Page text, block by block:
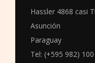
Hassler 4868 casi
Asunción
Paraguay
Tel: (+595 982)